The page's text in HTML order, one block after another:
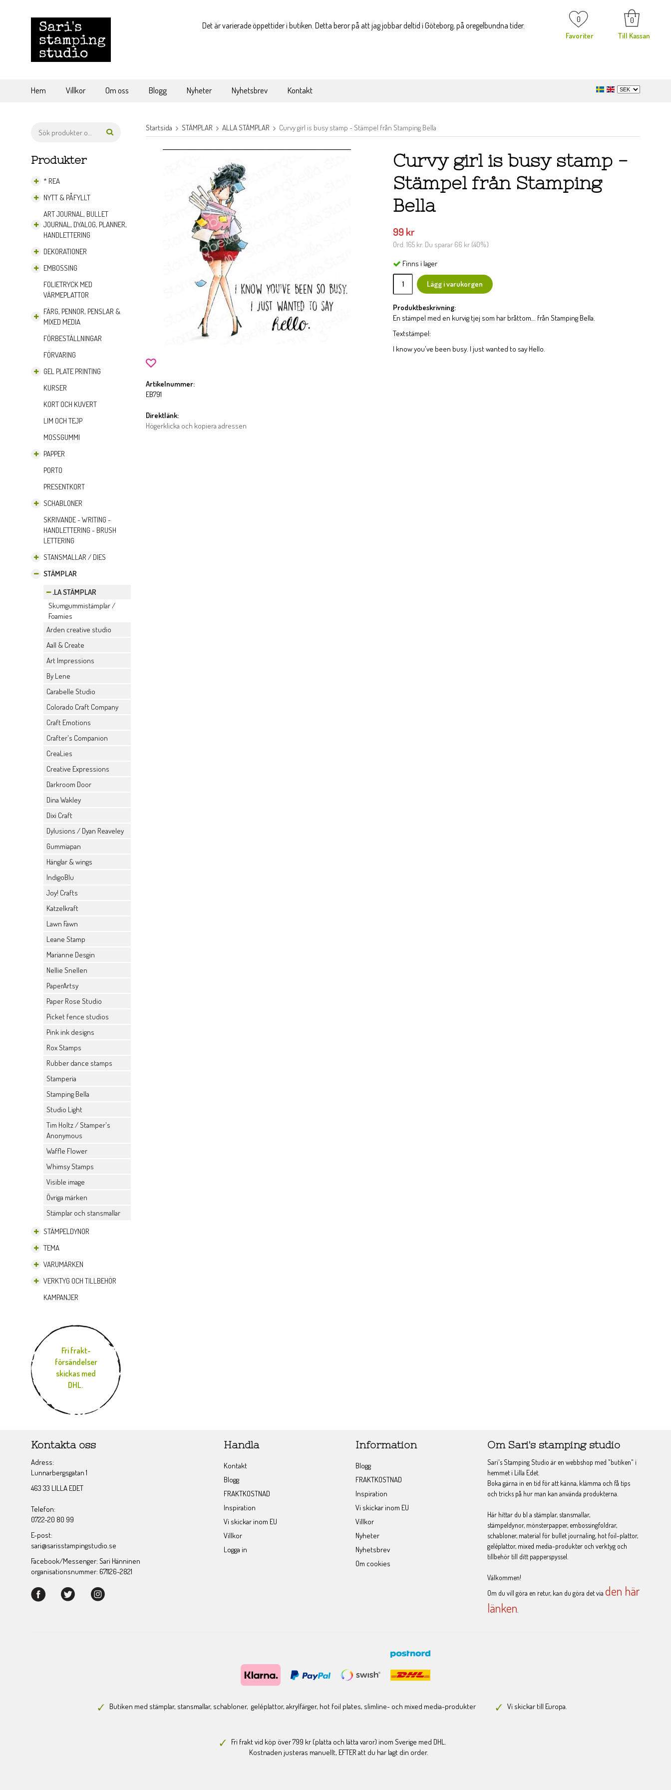
0
Favoriter
0
Till Kassan
Det är varierade öppettider i butiken. Detta beror på att jag jobbar deltid i Göteborg, på oregelbundna tider.
Hem Villkor Om oss Blogg Nyheter Nyhetsbrev Kontakt
Produkter
* REA
NYTT & PÅFYLLT
ART JOURNAL, BULLET
JOURNAL, DYALOG, PLANNER,
HANDLETTERING
DEKORATIONER
EMBOSSING
FOLIETRYCK MED
VÄRMEPLATTOR
FÄRG, PENNOR, PENSLAR &
MIXED MEDIA
FÖRBESTÄLLNINGAR
FÖRVARING
GEL PLATE PRINTING
KURSER
KORT OCH KUVERT
LIM OCH TEJP
MOSSGUMMI
PAPPER
PORTO
PRESENTKORT
SCHABLONER
SKRIVANDE - WRITING -
HANDLETTERING - BRUSH
LETTERING
STANSMALLAR / DIES
STÄMPLAR
ALLA STÄMPLAR
Skumgummistämplar /
Foamies
Arden creative studio
Aall & Create
Art Impressions
By Lene
Carabelle Studio
Colorado Craft Company
Craft Emotions
Crafter's Companion
CreaLies
Creative Expressions
Darkroom Door
Dina Wakley
Dixi Craft
Dylusions / Dyan Reaveley
Gummiapan
Hänglar & wings
IndigoBlu
Joy! Crafts
Katzelkraft
Lawn Fawn
Leane Stamp
Marianne Desgin
Nellie Snellen
PaperArtsy
Paper Rose Studio
Picket fence studios
Pink ink designs
Rox Stamps
Rubber dance stamps
Stamperia
Stamping Bella
Studio Light
Tim Holtz / Stamper's
Anonymous
Waffle Flower
Whimsy Stamps
Visible image
Övriga märken
Stämplar och stansmallar
STÄMPELDYNOR
TEMA
VARUMÄRKEN
VERKTYG OCH TILLBEHÖR
KAMPANJER
Fri frakt-
försändelser
skickas med
DHL.
Startsida STÄMPLAR ALLA STÄMPLAR Curvy girl is busy stamp - Stämpel från Stamping Bella
Curvy girl is busy stamp -
Stämpel från Stamping
Bella
99 kr
Ord. 165 kr. Du sparar 66 kr (40%)
Finns i lager
Lägg i varukorgen
Produktbeskrivning:
En stämpel med en kurvig tjej som har bråttom... från Stamping Bella.
Textstämpel:
I know you've been busy. I just wanted to say Hello.
Artikelnummer:
EB791
Direktlänk:
Högerklicka och kopiera adressen
Kontakta oss
Adress:
Lunnarbergsgatan 1
463 33 LILLA EDET
Telefon:
0722-20 80 99
E-post:
sari@sarisstampingstudio.se
Facebook/Messenger: Sari Hänninen
organisationsnummer: 671126-2821
Handla
Kontakt
Blogg
FRAKTKOSTNAD
Inspiration
Vi skickar inom EU
Villkor
Logga in
Information
Blogg
FRAKTKOSTNAD
Inspiration
Vi skickar inom EU
Villkor
Nyheter
Nyhetsbrev
Om cookies
Om Sari's stamping studio
Sari's Stamping Studio är en webbshop med "butiken" i
hemmet i Lilla Edet.
Boka gärna in en tid för att känna, klämma och få tips
och tricks på hur man kan använda produkterna.
Här hittar du bl a stämplar, stansmallar,
stämpeldynor, mönsterpapper, embossingfoldrar,
schabloner, material för bullet journaling, hot foil-plattor,
geléplattor, mixed media-produkter och verktyg och
tillbehör till ditt papperspyssel.
Välkommen!
Om du vill göra en retur, kan du göra det via den här
länken
Butiken med stämplar, stansmallar, schabloner, geléplattor, akrylfärger, hot foil plates, slimline- och mixed media-produkter Vi skickar till Europa.
Fri frakt vid köp över 799 kr (platta och lätta varor) inom Sverige med DHL.
Kostnaden justeras manuellt, EFTER att du har lagt din order.